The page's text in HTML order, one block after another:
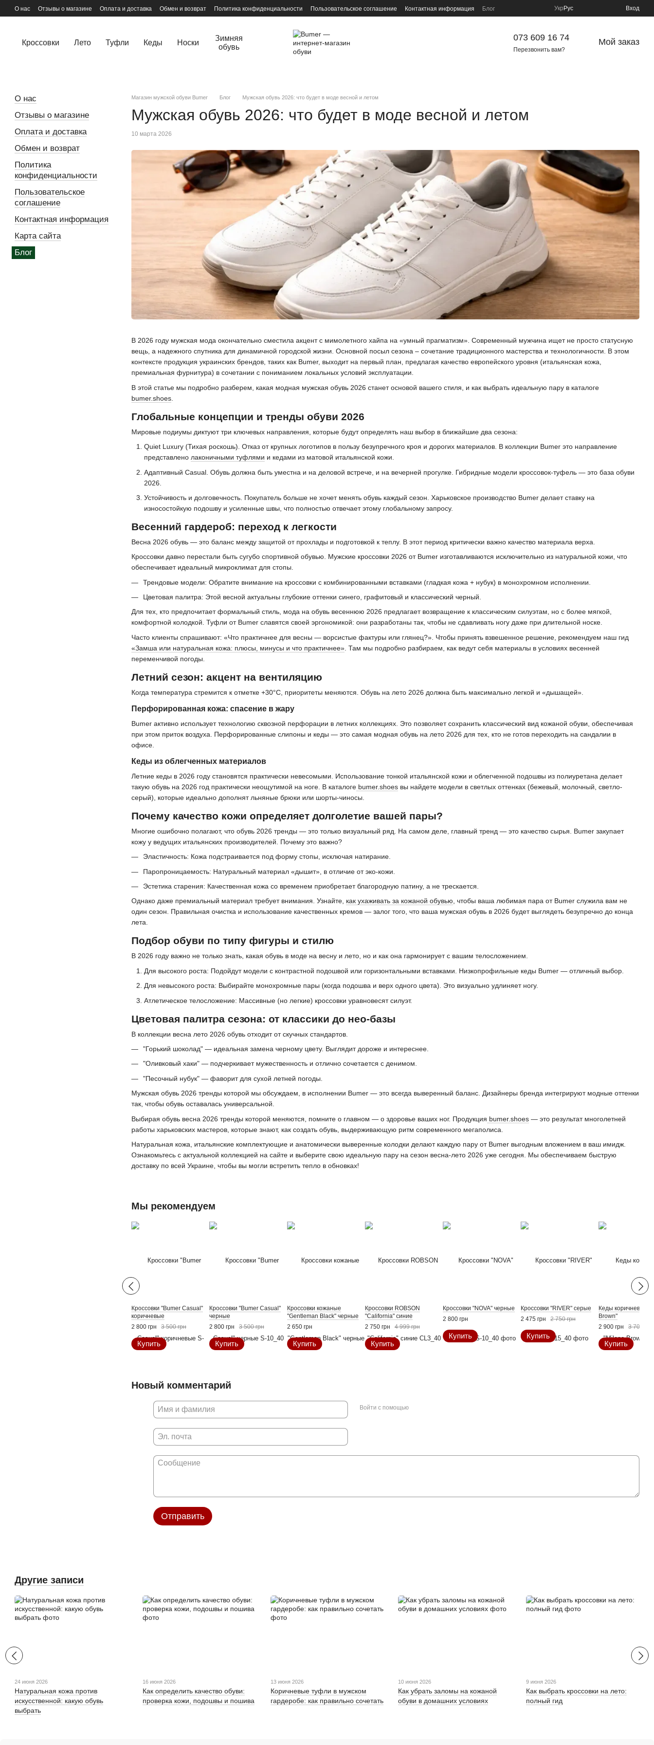
Перейти к основному контенту
О нас Отзывы о магазине Оплата и доставка Обмен и возврат Политика конфиденциальности Пользовательское соглашение Контактная информация Блог Укр Рус Вход
Кроссовки Лето Туфли Кеды Носки
Зимняя
обувь
073 609 16 74
Перезвонить вам?
Мой заказ
Магазин мужской обуви Bumer Блог Мужская обувь 2026: что будет в моде весной и летом
Мужская обувь 2026: что будет в моде весной и летом
10 марта 2026
В 2026 году мужская мода окончательно сместила акцент с мимолетного хайпа на «умный прагматизм». Современный мужчина ищет не просто статусную
вещь, а надежного спутника для динамичной городской жизни. Основной посыл сезона – сочетание традиционного мастерства и технологичности. В этом
контексте продукция украинских брендов, таких как Bumer, выходит на первый план, предлагая качество европейского уровня (итальянская кожа,
премиальная фурнитура) в сочетании с пониманием локальных условий эксплуатации.
В этой статье мы подробно разберем, какая модная мужская обувь 2026 станет основой вашего стиля, и как выбрать идеальную пару в каталоге
bumer.shoes
Глобальные концепции и тренды обуви 2026
Мировые подиумы диктуют три ключевых направления, которые будут определять наш выбор в ближайшие два сезона:
Quiet Luxury (Тихая роскошь). Отказ от крупных логотипов в пользу безупречного кроя и дорогих материалов. В коллекции Bumer это направление
представлено лаконичными туфлями и кедами из матовой итальянской кожи.
Адаптивный Casual. Обувь должна быть уместна и на деловой встрече, и на вечерней прогулке. Гибридные модели кроссовок-туфель — это база обуви
2026.
Устойчивость и долговечность. Покупатель больше не хочет менять обувь каждый сезон. Харьковское производство Bumer делает ставку на
износостойкую подошву и усиленные швы, что полностью отвечает этому глобальному запросу.
Весенний гардероб: переход к легкости
Весна 2026 обувь — это баланс между защитой от прохлады и подготовкой к теплу. В этот период критически важно качество материала верха.
Кроссовки давно перестали быть сугубо спортивной обувью. Мужские кроссовки 2026 от Bumer изготавливаются исключительно из натуральной кожи, что
обеспечивает идеальный микроклимат для стопы.
Трендовые модели: Обратите внимание на кроссовки с комбинированными вставками (гладкая кожа + нубук) в монохромном исполнении.
Цветовая палитра: Этой весной актуальны глубокие оттенки синего, графитовый и классический черный.
Для тех, кто предпочитает формальный стиль, мода на обувь весеннюю 2026 предлагает возвращение к классическим силуэтам, но с более мягкой,
комфортной колодкой. Туфли от Bumer славятся своей эргономикой: они разработаны так, чтобы не сдавливать ногу даже при длительной носке.
Часто клиенты спрашивают: «Что практичнее для весны — ворсистые фактуры или глянец?». Чтобы принять взвешенное решение, рекомендуем наш гид
«Замша или натуральная кожа: плюсы, минусы и что практичнее» . Там мы подробно разбираем, как ведут себя материалы в условиях весенней
переменчивой погоды.
Летний сезон: акцент на вентиляцию
Когда температура стремится к отметке +30°C, приоритеты меняются. Обувь на лето 2026 должна быть максимально легкой и «дышащей».
Перфорированная кожа: спасение в жару
Bumer активно использует технологию сквозной перфорации в летних коллекциях. Это позволяет сохранить классический вид кожаной обуви, обеспечивая
при этом приток воздуха. Перфорированные слипоны и кеды — это самая модная обувь на лето 2026 для тех, кто не готов переходить на сандалии в
офисе.
Кеды из облегченных материалов
Летние кеды в 2026 году становятся практически невесомыми. Использование тонкой итальянской кожи и облегченной подошвы из полиуретана делает
такую обувь на 2026 год практически неощутимой на ноге. В каталоге bumer.shoes вы найдете модели в светлых оттенках (бежевый, молочный, светло-
серый), которые идеально дополнят льняные брюки или шорты-чиносы.
Почему качество кожи определяет долголетие вашей пары?
Многие ошибочно полагают, что обувь 2026 тренды — это только визуальный ряд. На самом деле, главный тренд — это качество сырья. Bumer закупает
кожу у ведущих итальянских производителей. Почему это важно?
Эластичность: Кожа подстраивается под форму стопы, исключая натирание.
Паропроницаемость: Натуральный материал «дышит», в отличие от эко-кожи.
Эстетика старения: Качественная кожа со временем приобретает благородную патину, а не трескается.
Однако даже премиальный материал требует внимания. Узнайте, как ухаживать за кожаной обувью, чтобы ваша любимая пара от Bumer служила вам не
один сезон. Правильная очистка и использование качественных кремов — залог того, что ваша мужская обувь в 2026 будет выглядеть безупречно до конца
лета.
Подбор обуви по типу фигуры и стилю
В 2026 году важно не только знать, какая обувь в моде на весну и лето, но и как она гармонирует с вашим телосложением.
Для высокого роста: Подойдут модели с контрастной подошвой или горизонтальными вставками. Низкопрофильные кеды Bumer — отличный выбор.
Для невысокого роста: Выбирайте монохромные пары (когда подошва и верх одного цвета). Это визуально удлиняет ногу.
Атлетическое телосложение: Массивные (но легкие) кроссовки уравновесят силуэт.
Цветовая палитра сезона: от классики до нео-базы
В коллекции весна лето 2026 обувь отходит от скучных стандартов.
"Горький шоколад" — идеальная замена черному цвету. Выглядит дороже и интереснее.
"Оливковый хаки" — подчеркивает мужественность и отлично сочетается с денимом.
"Песочный нубук" — фаворит для сухой летней погоды.
Мужская обувь 2026 тренды которой мы обсуждаем, в исполнении Bumer — это всегда выверенный баланс. Дизайнеры бренда интегрируют модные оттенки
так, чтобы обувь оставалась универсальной.
Выбирая обувь весна 2026 тренды которой меняются, помните о главном — о здоровье ваших ног. Продукция bumer.shoes — это результат многолетней
работы харьковских мастеров, которые знают, как создать обувь, выдерживающую ритм современного мегаполиса.
Натуральная кожа, итальянские комплектующие и анатомически выверенные колодки делают каждую пару от Bumer выгодным вложением в ваш имидж.
Ознакомьтесь с актуальной коллекцией на сайте и выберите свою идеальную пару на сезон весна-лето 2026 уже сегодня. Мы обеспечиваем быструю
доставку по всей Украине, чтобы вы могли встретить тепло в обновках!
Мы рекомендуем
Кроссовки "Bumer Casual"
коричневые
2 800 грн
3 500 грн
Купить
Кроссовки "Bumer Casual"
черные
2 800 грн
3 500 грн
Купить
Кроссовки кожаные
"Gentleman Black" черные
2 650 грн
Купить
Кроссовки ROBSON
"California" синие
2 750 грн
4 999 грн
Купить
Кроссовки "NOVA" черные
2 800 грн
Купить
Кроссовки "RIVER" серые
2 475 грн
2 750 грн
Купить
Кеды коричневые
Brown"
2 900 грн
3 700 грн
Купить
Новый комментарий
Войти с помощью
Отправить
О нас
Отзывы о магазине
Оплата и доставка
Обмен и возврат
Политика
конфиденциальности
Пользовательское
соглашение
Контактная информация
Карта сайта
Блог
Другие записи
24 июня 2026
Натуральная кожа против
искусственной: какую обувь
выбрать
16 июня 2026
Как определить качество обуви:
проверка кожи, подошвы и пошива
13 июня 2026
Коричневые туфли в мужском
гардеробе: как правильно сочетать
10 июня 2026
Как убрать заломы на кожаной
обуви в домашних условиях
9 июня 2026
Как выбрать кроссовки на лето:
полный гид